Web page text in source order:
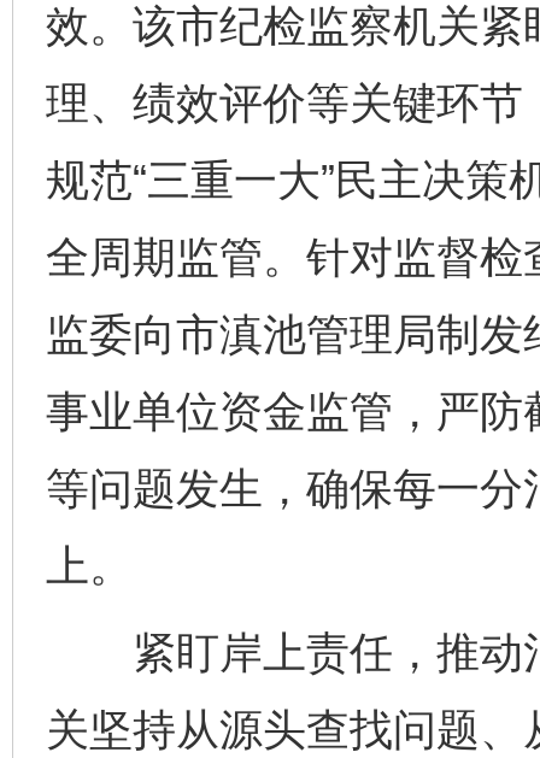
效。该市纪检监察机关
理、绩效评价等关键环
规范“三重一大”民主决策
全周期监管。针对监督
监委向市滇池管理局制
事业单位资金监管，严
等问题发生，确保每一
上。
紧盯岸上责任，推动
关坚持从源头查找问题